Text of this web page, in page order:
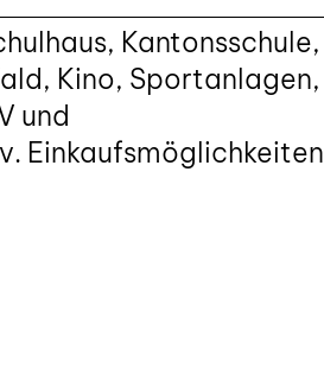
Kantonsschule,
Kino, Sportanlagen,
und
Einkaufsmöglichkeiten